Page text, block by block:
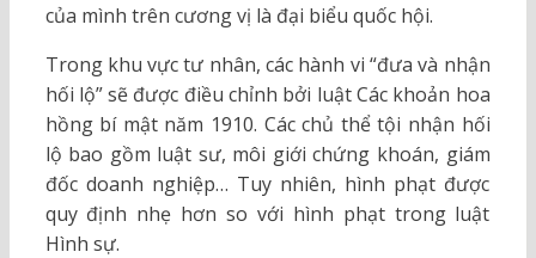
của mình trên cương vị là đại biểu quốc hội.
Trong khu vực tư nhân, các hành vi “đưa và nhận
hối lộ” sẽ được điều chỉnh bởi luật Các khoản hoa
hồng bí mật năm 1910. Các chủ thể tội nhận hối
lộ bao gồm luật sư, môi giới chứng khoán, giám
đốc doanh nghiệp… Tuy nhiên, hình phạt được
quy định nhẹ hơn so với hình phạt trong luật
Hình sự.